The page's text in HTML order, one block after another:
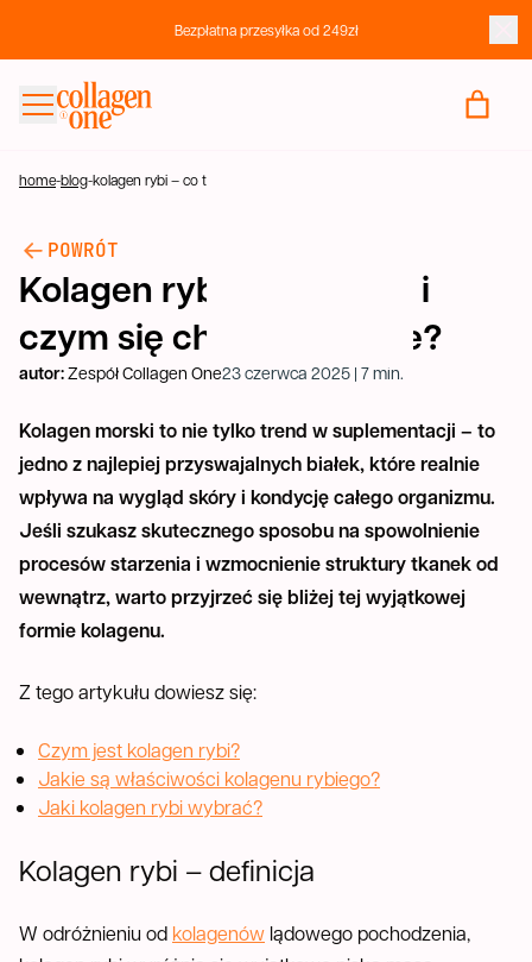
Bezpłatna przesyłka od 249zł
KUP KOLAGEN
home-blog-kolagen rybi – co to jest i czym się charakteryzuje?
POWRÓT
Kolagen rybi – co to jest i
czym się charakteryzuje?
autor:Zespół Collagen One23 czerwca 2025 | 7 min.
Kolagen morski to nie tylko trend w suplementacji – to
jedno z najlepiej przyswajalnych białek, które realnie
wpływa na wygląd skóry i kondycję całego organizmu.
Jeśli szukasz skutecznego sposobu na spowolnienie
procesów starzenia i wzmocnienie struktury tkanek od
wewnątrz, warto przyjrzeć się bliżej tej wyjątkowej
formie kolagenu.
Z tego artykułu dowiesz się:
Czym jest kolagen rybi?
Jakie są właściwości kolagenu rybiego?
Jaki kolagen rybi wybrać?
Kolagen rybi – definicja
W odróżnieniu od kolagenów lądowego pochodzenia,